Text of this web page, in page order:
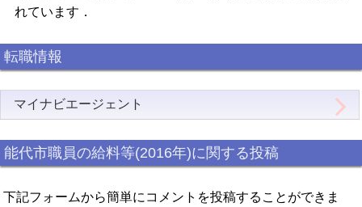
れています．
転職情報
マイナビエージェント
能代市職員の給料等(2016年)に関する投稿
下記フォームから簡単にコメントを投稿することができま